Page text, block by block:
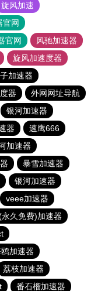
旋风加速
官网
官网
风驰加速器
旋风加速度器
加速器
器
外网网址导航
银河加速器
器
速鹰666
加速器
暴雪加速器
银河加速器
veee加速器
久免费)加速器
加速器
荔枝加速器
番石榴加速器